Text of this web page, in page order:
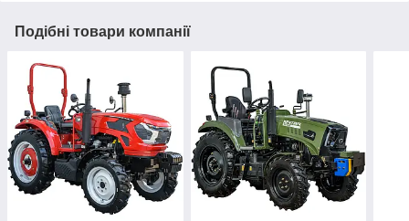
Подібні товари компанії